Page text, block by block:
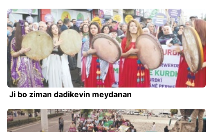
Ji bo ziman dadikevin meydanan